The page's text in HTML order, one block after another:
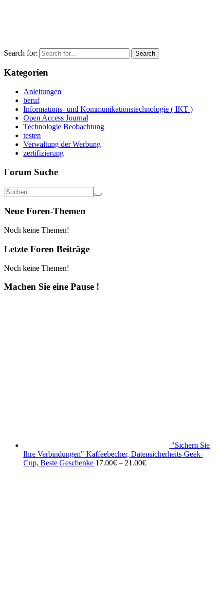
Search for:
Kategorien
Anleitungen
beruf
Informations- und Kommunikationstechnologie ( IKT )
Open Access Journal
Technologie Beobachtung
testen
Verwaltung der Werbung
zertifizierung
Forum Suche
Neue Foren-Themen
Noch keine Themen!
Letzte Foren Beiträge
Noch keine Themen!
Machen Sie eine Pause !
"Sichern Sie
Ihre Verbindungen" Kaffeebecher, Datensicherheits-Geek-
Cup, Beste Geschenke 17.00€ – 21.00€